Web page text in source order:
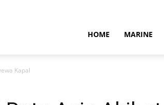
HOME MARINE
Kapal